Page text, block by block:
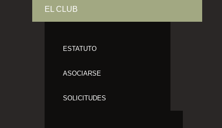
EL CLUB
ESTATUTO
ASOCIARSE
SOLICITUDES